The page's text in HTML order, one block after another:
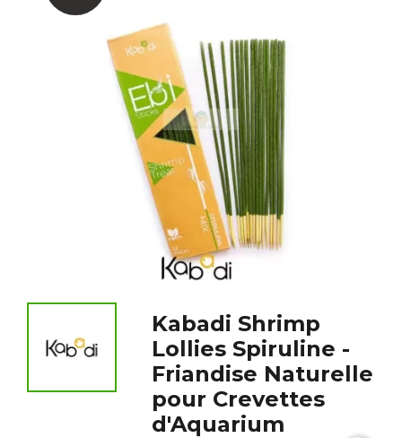
Kabadi Shrimp
Lollies Spiruline -
Friandise Naturelle
pour Crevettes
d'Aquarium